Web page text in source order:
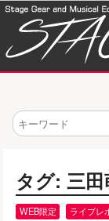
タグ: 三
WEB限定 ライブレ